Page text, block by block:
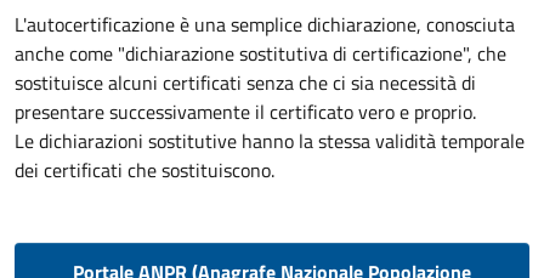
L'autocertificazione è una semplice dichiarazione, conosciuta
anche come "dichiarazione sostitutiva di certificazione", che
sostituisce alcuni certificati senza che ci sia necessità di
presentare successivamente il certificato vero e proprio.
Le dichiarazioni sostitutive hanno la stessa validità temporale
dei certificati che sostituiscono.
Portale ANPR (Anagrafe Nazionale Popolazione